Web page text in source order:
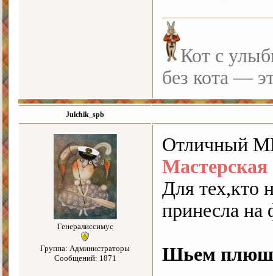
Кот с
без кота —
Julchik_spb
Генералиссимус
Группа: Администраторы
Сообщений: 1871
Отличный
Для тех,кто
принесла
Шьем